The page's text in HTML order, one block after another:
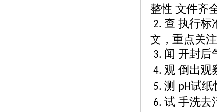
整性 文件齐
2. 查 执行标
文，重点关
3. 闻 开封后
4. 观 倒出观
5. 测 pH试纸
6. 试 手洗去